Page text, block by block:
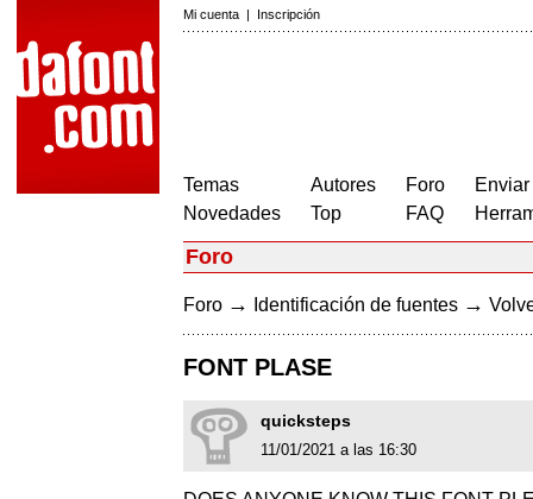
Mi cuenta | Inscripción
Temas
Novedades
Autores
Top
Foro
FAQ
Foro
Foro → Identificación de fuentes →
FONT PLASE
quicksteps
11/01/2021 a las 16:30